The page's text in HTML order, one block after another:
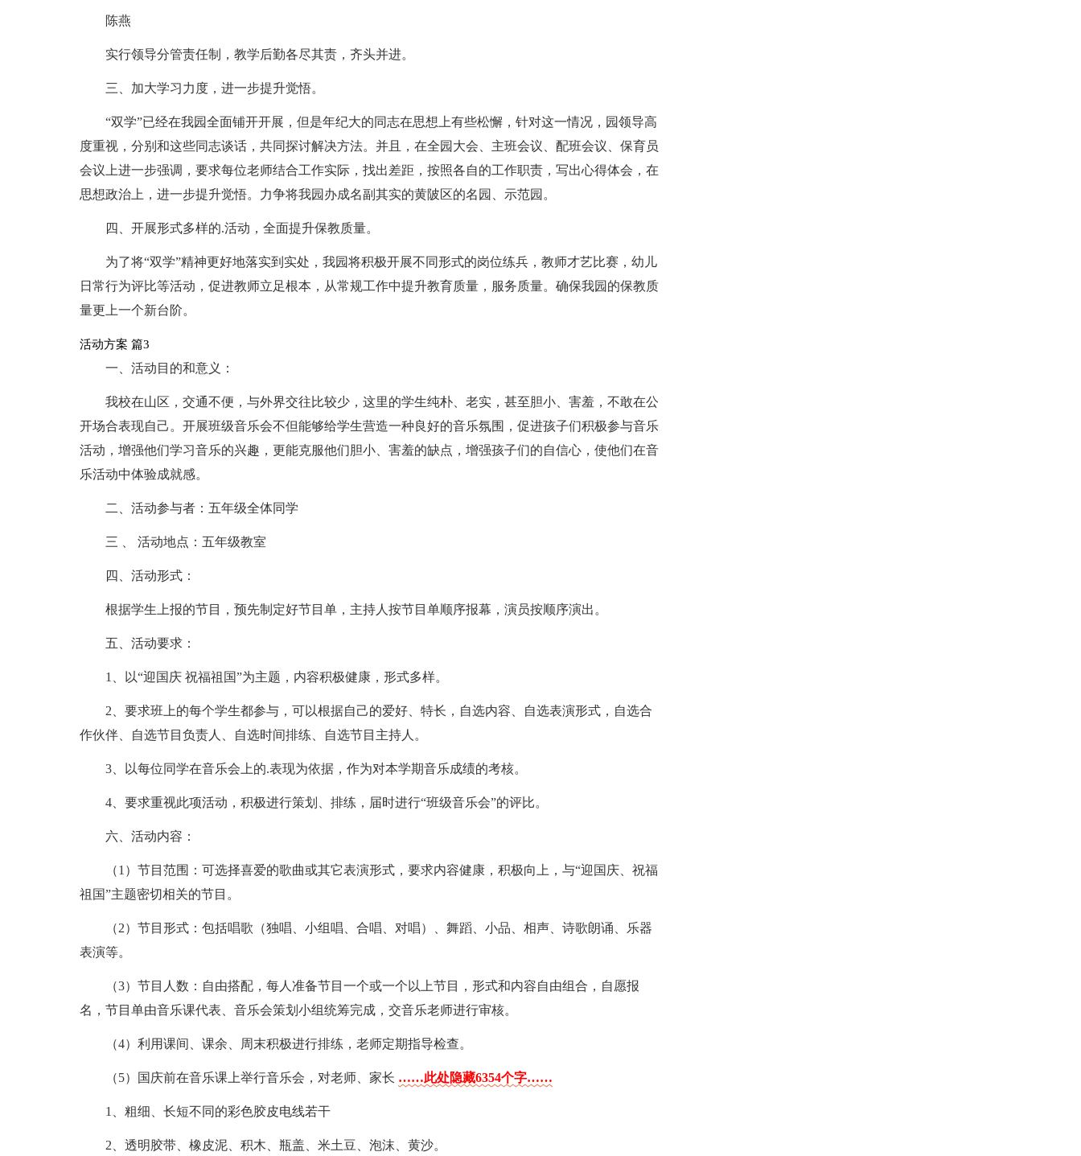
陈燕
实行领导分管责任制，教学后勤各尽其责，齐头并进。
三、加大学习力度，进一步提升觉悟。
“双学”已经在我园全面铺开开展，但是年纪大的同志在思想上有些松懈，针对这一情况，园领导高
度重视，分别和这些同志谈话，共同探讨解决方法。并且，在全园大会、主班会议、配班会议、保育员
会议上进一步强调，要求每位老师结合工作实际，找出差距，按照各自的工作职责，写出心得体会，在
思想政治上，进一步提升觉悟。力争将我园办成名副其实的黄陂区的名园、示范园。
四、开展形式多样的.活动，全面提升保教质量。
为了将“双学”精神更好地落实到实处，我园将积极开展不同形式的岗位练兵，教师才艺比赛，幼儿
日常行为评比等活动，促进教师立足根本，从常规工作中提升教育质量，服务质量。确保我园的保教质
量更上一个新台阶。
活动方案 篇3
一、活动目的和意义：
我校在山区，交通不便，与外界交往比较少，这里的学生纯朴、老实，甚至胆小、害羞，不敢在公
开场合表现自己。开展班级音乐会不但能够给学生营造一种良好的音乐氛围，促进孩子们积极参与音乐
活动，增强他们学习音乐的兴趣，更能克服他们胆小、害羞的缺点，增强孩子们的自信心，使他们在音
乐活动中体验成就感。
二、活动参与者：五年级全体同学
三 、 活动地点：五年级教室
四、活动形式：
根据学生上报的节目，预先制定好节目单，主持人按节目单顺序报幕，演员按顺序演出。
五、活动要求：
1、以“迎国庆 祝福祖国”为主题，内容积极健康，形式多样。
2、要求班上的每个学生都参与，可以根据自己的爱好、特长，自选内容、自选表演形式，自选合
作伙伴、自选节目负责人、自选时间排练、自选节目主持人。
3、以每位同学在音乐会上的.表现为依据，作为对本学期音乐成绩的考核。
4、要求重视此项活动，积极进行策划、排练，届时进行“班级音乐会”的评比。
六、活动内容：
（1）节目范围：可选择喜爱的歌曲或其它表演形式，要求内容健康，积极向上，与“迎国庆、祝福
祖国”主题密切相关的节目。
（2）节目形式：包括唱歌（独唱、小组唱、合唱、对唱）、舞蹈、小品、相声、诗歌朗诵、乐器
表演等。
（3）节目人数：自由搭配，每人准备节目一个或一个以上节目，形式和内容自由组合，自愿报
名，节目单由音乐课代表、音乐会策划小组统筹完成，交音乐老师进行审核。
（4）利用课间、课余、周末积极进行排练，老师定期指导检查。
（5）国庆前在音乐课上举行音乐会，对老师、家长 ……此处隐藏6354个字……
1、粗细、长短不同的彩色胶皮电线若干
2、透明胶带、橡皮泥、积木、瓶盖、米土豆、泡沫、黄沙。